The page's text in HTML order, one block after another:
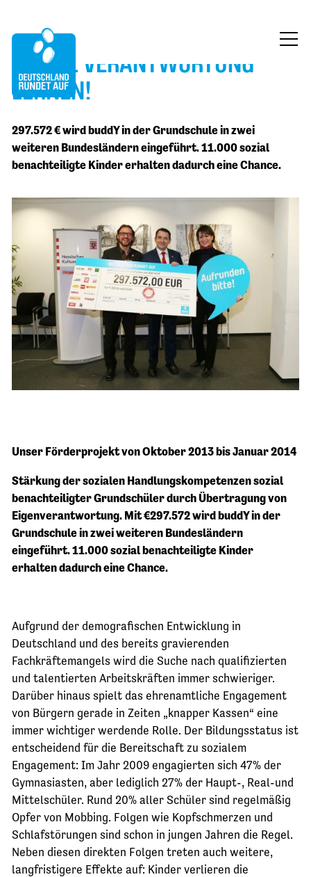
ÜBER UNS
FÖRDERUNG
KONTAKT
JETZT SPENDEN
BUDDY: VERANTWORTUNG
LERNEN!
297.572 € wird buddY in der Grundschule in zwei
weiteren Bundesländern eingeführt. 11.000 sozial
benachteiligte Kinder erhalten dadurch eine Chance.
Unser Förderprojekt von Oktober 2013 bis Januar 2014
Stärkung der sozialen Handlungskompetenzen sozial
benachteiligter Grundschüler durch Übertragung von
Eigenverantwortung. Mit €297.572 wird buddY in der
Grundschule in zwei weiteren Bundesländern
eingeführt. 11.000 sozial benachteiligte Kinder
erhalten dadurch eine Chance.
Aufgrund der demografischen Entwicklung in
Deutschland und des bereits gravierenden
Fachkräftemangels wird die Suche nach qualifizierten
und talentierten Arbeitskräften immer schwieriger.
Darüber hinaus spielt das ehrenamtliche Engagement
von Bürgern gerade in Zeiten „knapper Kassen“ eine
immer wichtiger werdende Rolle. Der Bildungsstatus ist
entscheidend für die Bereitschaft zu sozialem
Engagement: Im Jahr 2009 engagierten sich 47% der
Gymnasiasten, aber lediglich 27% der Haupt-, Real-und
Mittelschüler. Rund 20% aller Schüler sind regelmäßig
Opfer von Mobbing. Folgen wie Kopfschmerzen und
Schlafstörungen sind schon in jungen Jahren die Regel.
Neben diesen direkten Folgen treten auch weitere,
langfristigere Effekte auf: Kinder verlieren die